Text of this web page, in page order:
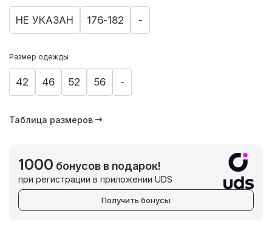
НЕ УКАЗАН 176-182 -
Размер одежды
42 46 52 56 -
Таблица размеров
1000 бонусов в подарок!
при регистрации в приложении UDS
Получить бонусы